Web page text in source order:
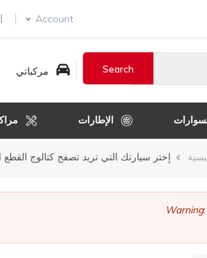
Account
مركباتي
الإطارات
إختر سيارتك التي تريد تصفح كتالوج القطع
Warning